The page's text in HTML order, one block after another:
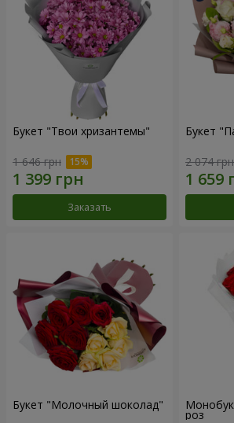
Букет "Твои хризантемы"
1 646 грн
Заказать
Букет
2 074 грн
Букет "Молочный шоколад"
роз